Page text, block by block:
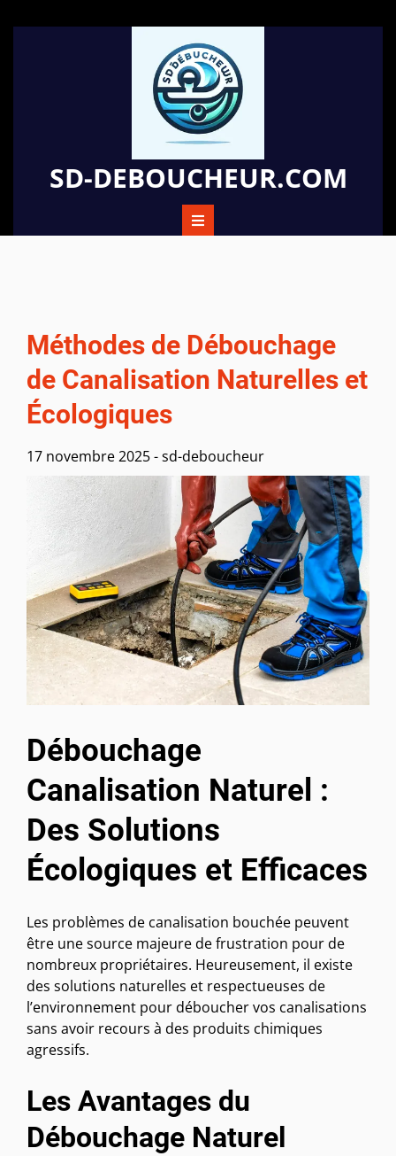
au
SD-DEBOUCHEUR.COM
Méthodes de Débouchage
de Canalisation Naturelles et
Écologiques
17 novembre 2025-sd-deboucheur
Débouchage
Canalisation Naturel :
Des Solutions
Écologiques et Efficaces
Les problèmes de canalisation bouchée peuvent
être une source majeure de frustration pour de
nombreux propriétaires. Heureusement, il existe
des solutions naturelles et respectueuses de
l’environnement pour déboucher vos canalisations
sans avoir recours à des produits chimiques
agressifs.
Les Avantages du
Débouchage Naturel